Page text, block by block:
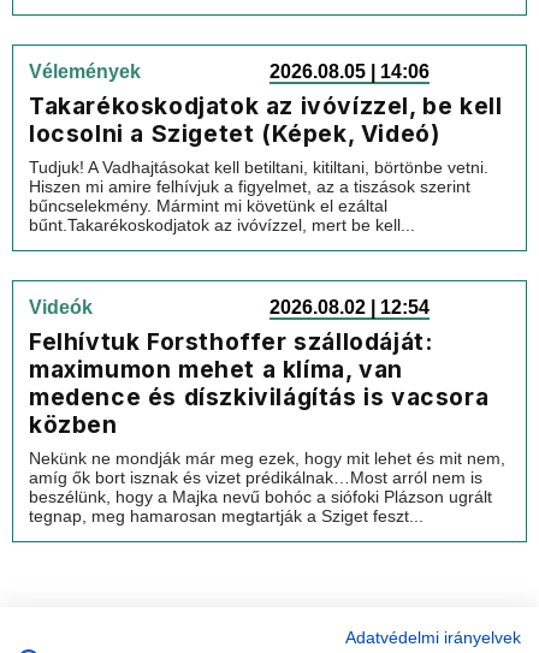
Vélemények 2026.08.05 | 14:06
Takarékoskodjatok az ivóvízzel, be kell
locsolni a Szigetet (Képek, Videó)
Tudjuk! A Vadhajtásokat kell betiltani, kitiltani, börtönbe vetni.
Hiszen mi amire felhívjuk a figyelmet, az a tiszások szerint
bűncselekmény. Mármint mi követünk el ezáltal
bűnt.Takarékoskodjatok az ivóvízzel, mert be kell...
Videók 2026.08.02 | 12:54
Felhívtuk Forsthoffer szállodáját:
maximumon mehet a klíma, van
medence és díszkivilágítás is vacsora
közben
Nekünk ne mondják már meg ezek, hogy mit lehet és mit nem,
amíg ők bort isznak és vizet prédikálnak…Most arról nem is
beszélünk, hogy a Majka nevű bohóc a siófoki Plázson ugrált
tegnap, meg hamarosan megtartják a Sziget feszt...
Adatvédelmi irányelvek